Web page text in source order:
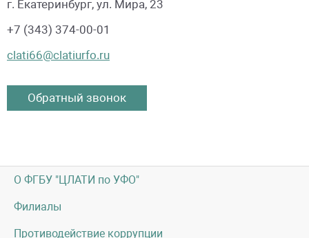
г. Екатеринбург, ул. Мира, 23
+7 (343) 374-00-01
clati66@clatiurfo.ru
Обратный звонок
О ФГБУ "ЦЛАТИ по УФО"
Филиалы
Противодействие коррупции